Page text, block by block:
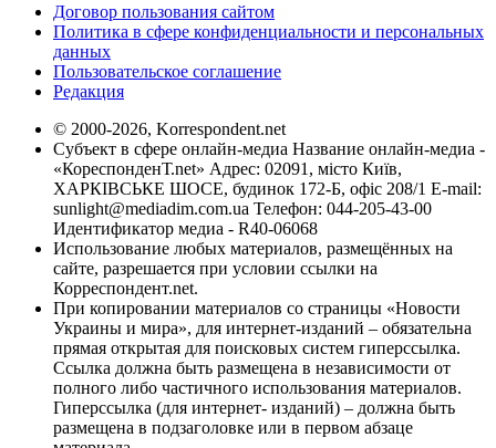
Договор пользования сайтом
Политика в сфере конфиденциальности и персональных
данных
Пользовательское соглашение
Редакция
© 2000-2026, Korrespondent.net
Субъект в сфере онлайн-медиа Название онлайн-медиа -
«КореспонденТ.net» Адрес: 02091, місто Київ,
ХАРКІВСЬКЕ ШОСЕ, будинок 172-Б, офіс 208/1 E-mail:
sunlight@mediadim.com.ua Телефон: 044-205-43-00
Идентификатор медиа - R40-06068
Использование любых материалов, размещённых на
сайте, разрешается при условии ссылки на
Корреспондент.net.
При копировании материалов со страницы «Новости
Украины и мира», для интернет-изданий – обязательна
прямая открытая для поисковых систем гиперссылка.
Ссылка должна быть размещена в независимости от
полного либо частичного использования материалов.
Гиперссылка (для интернет- изданий) – должна быть
размещена в подзаголовке или в первом абзаце